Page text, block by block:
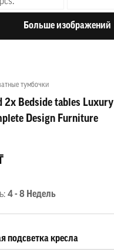
Больше изображений
тумбочки
2x Bedside tables Luxury
Design Furniture
4 - 8 Недель
подсветка кресла